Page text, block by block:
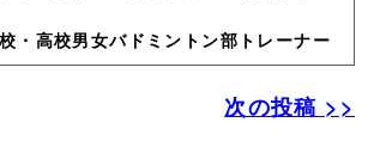
・高校男女バドミントン部トレーナー
次の投稿 >>